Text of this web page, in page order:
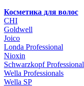
Косметика для волос
CHI
Goldwell
Joico
Londa Professional
Nioxin
Schwarzkopf Professional
Wella Professionals
Wella SP